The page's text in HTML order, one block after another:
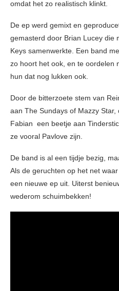
omdat het zo realistisch klinkt.
De ep werd gemixt en
gemasterd door Brian Lucey die
Keys samenwerkte. Een band
zo hoort het ook, en te oordelen
hun dat nog lukken ook.
Door de bitterzoete stem van
aan The Sundays of Mazzy
Fabian een beetje aan
ze vooral Pavlove zijn.
De band is al een tijdje bezig,
Als de geruchten op het net
een nieuwe ep uit. Uiterst
wederom schuimbekken!